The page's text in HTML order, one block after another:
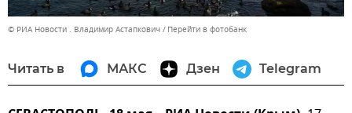
© РИА Новости . Владимир Астапкович Перейти в фотобанк
Читать в МАКС Дзен Telegram